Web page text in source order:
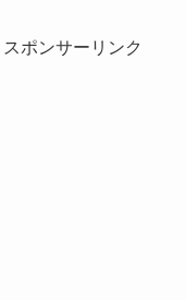
スポンサーリンク